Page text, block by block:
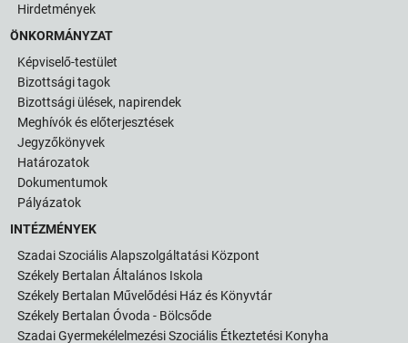
Hirdetmények
ÖNKORMÁNYZAT
Képviselő-testület
Bizottsági tagok
Bizottsági ülések, napirendek
Meghívók és előterjesztések
Jegyzőkönyvek
Határozatok
Dokumentumok
Pályázatok
INTÉZMÉNYEK
Szadai Szociális Alapszolgáltatási Központ
Székely Bertalan Általános Iskola
Székely Bertalan Művelődési Ház és Könyvtár
Székely Bertalan Óvoda - Bölcsőde
Szadai Gyermekélelmezési Szociális Étkeztetési Konyha